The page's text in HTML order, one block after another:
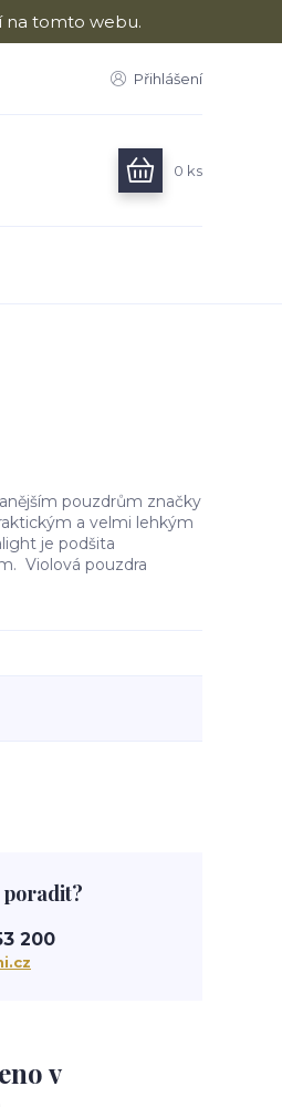
na tomto webu.
Přihlášení
0 ks
pouzdrům značky
a velmi lehkým
je podšita
Violová pouzdra
v
200